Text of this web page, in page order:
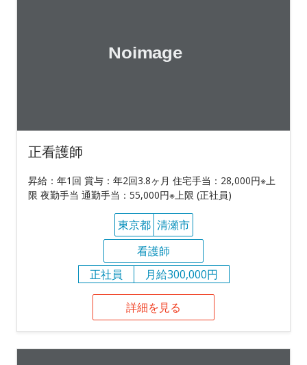
正看護師
昇給：年1回 賞与：年2回3.8ヶ月 住宅手当：28,000円※上
限 夜勤手当 通勤手当：55,000円※上限 (正社員)
東京都 清瀬市
看護師
正社員
月給300,000円
詳細を見る